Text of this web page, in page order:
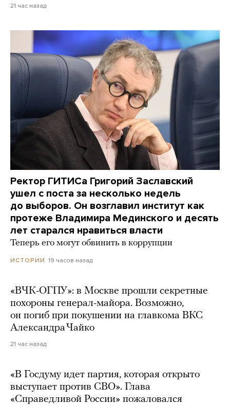
21 час назад
Ректор ГИТИСа Григорий Заславский
ушел с поста за несколько недель
до выборов. Он возглавил институт как
протеже Владимира Мединского и десять
лет старался нравиться власти
Теперь его могут обвинить в коррупции
ИСТОРИИ 19 часов назад
«ВЧК-ОГПУ»: в Москве прошли секретные
похороны генерал-майора. Возможно,
он погиб при покушении на главкома ВКС
Александра Чайко
21 час назад
«В Госдуму идет партия, которая открыто
выступает против СВО». Глава
«Справедливой России» пожаловался